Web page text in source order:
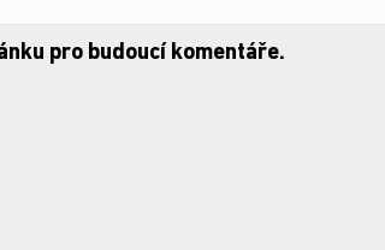
pro budoucí komentáře.